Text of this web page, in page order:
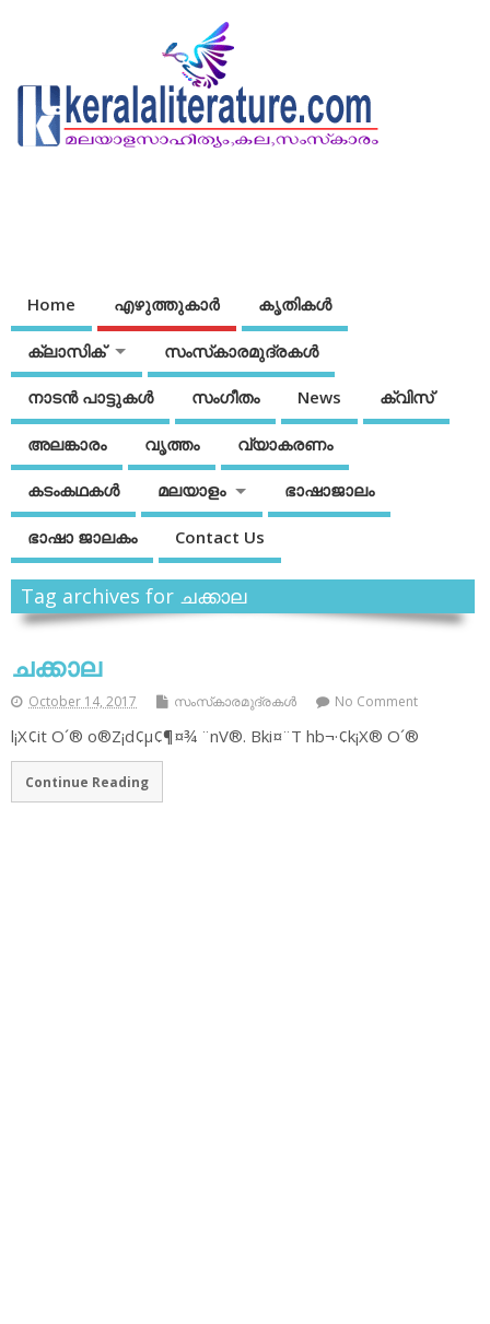
Home എഴുത്തുകാര്‍ കൃതികൾ
ക്ലാസിക് സംസ്‌കാരമുദ്രകള്‍
നാടന്‍ പാട്ടുകള്‍ സംഗീതം News ക്വിസ്
അലങ്കാരം വൃത്തം വ്യാകരണം
കടംകഥകള്‍ മലയാളം ഭാഷാജാലം
ഭാഷാ ജാലകം Contact Us
Tag archives for ചക്കാല
ചക്കാല
October 14, 2017 സംസ്‌കാരമുദ്രകള്‍ No Comment
l¡X¢it O´® o®Z¡d¢µ¢¶¤¾ ¨nV®. Bki¤¨T hb¬·¢k¡X® O´®
Continue Reading